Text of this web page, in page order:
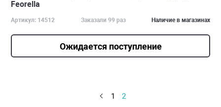
Feorella
Артикул: 14512 Заказали 99 раз Наличие в магазинах
Ожидается поступление
1 2